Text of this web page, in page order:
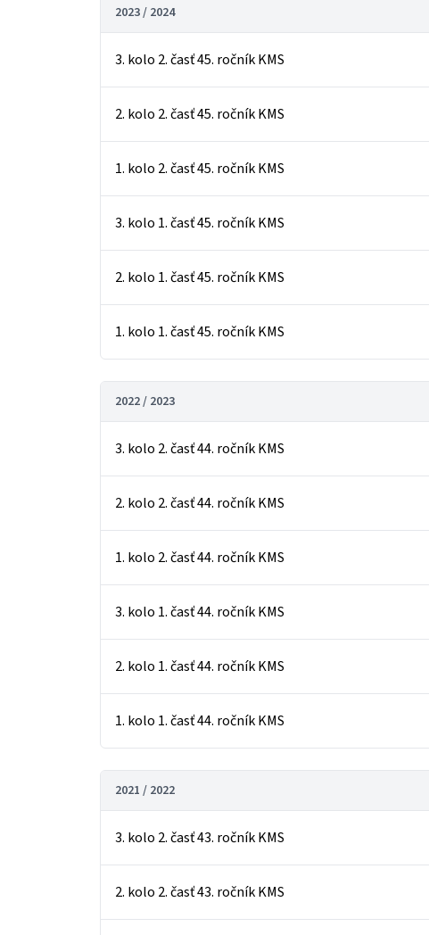
2023 / 2024
3. kolo 2. časť 45. ročník KMS
2. kolo 2. časť 45. ročník KMS
1. kolo 2. časť 45. ročník KMS
3. kolo 1. časť 45. ročník KMS
2. kolo 1. časť 45. ročník KMS
1. kolo 1. časť 45. ročník KMS
2022 / 2023
3. kolo 2. časť 44. ročník KMS
2. kolo 2. časť 44. ročník KMS
1. kolo 2. časť 44. ročník KMS
3. kolo 1. časť 44. ročník KMS
2. kolo 1. časť 44. ročník KMS
1. kolo 1. časť 44. ročník KMS
2021 / 2022
3. kolo 2. časť 43. ročník KMS
2. kolo 2. časť 43. ročník KMS